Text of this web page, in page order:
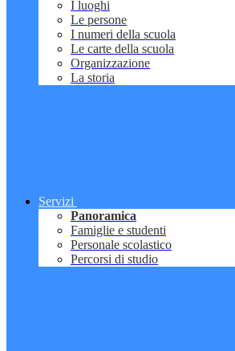
I luoghi
Le persone
I numeri della scuola
Le carte della scuola
Organizzazione
La storia
Servizi
Panoramica
Famiglie e studenti
Personale scolastico
Percorsi di studio